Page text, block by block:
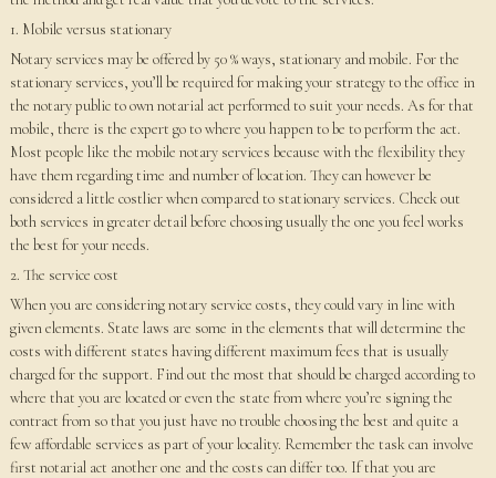
1. Mobile versus stationary
Notary services may be offered by 50 % ways, stationary and mobile. For the
stationary services, you’ll be required for making your strategy to the office in
the notary public to own notarial act performed to suit your needs. As for that
mobile, there is the expert go to where you happen to be to perform the act.
Most people like the mobile notary services because with the flexibility they
have them regarding time and number of location. They can however be
considered a little costlier when compared to stationary services. Check out
both services in greater detail before choosing usually the one you feel works
the best for your needs.
2. The service cost
When you are considering notary service costs, they could vary in line with
given elements. State laws are some in the elements that will determine the
costs with different states having different maximum fees that is usually
charged for the support. Find out the most that should be charged according to
where that you are located or even the state from where you’re signing the
contract from so that you just have no trouble choosing the best and quite a
few affordable services as part of your locality. Remember the task can involve
first notarial act another one and the costs can differ too. If that you are